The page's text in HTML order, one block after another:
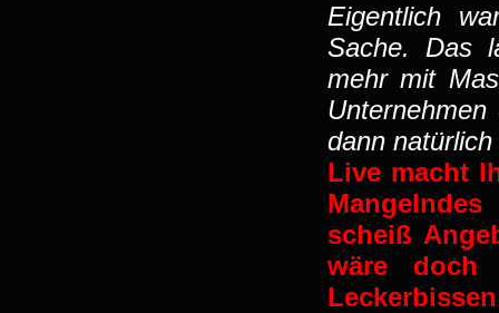
Eigentlich
Sache. Das
mehr mit
dann
Live macht
scheiß
wäre doch